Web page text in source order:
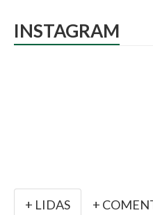
INSTAGRAM
+ LIDAS +